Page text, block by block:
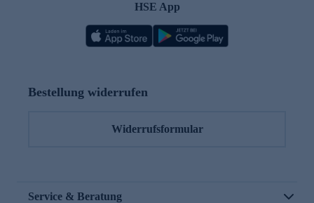
HSE App
Bestellung widerrufen
Widerrufsformular
Service & Beratung